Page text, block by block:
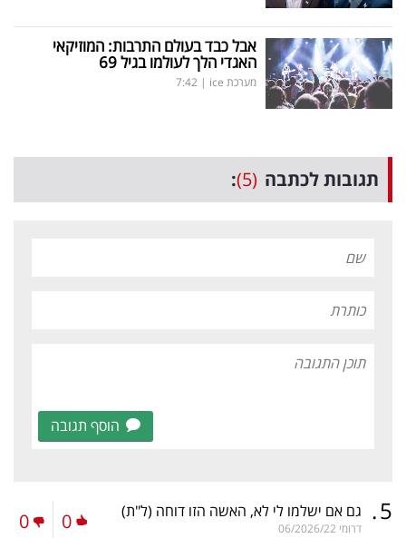
אבל כבד בעולם התרבות: המוזיקאי
האגדי הלך לעולמו בגיל 69
מערכת ice |
7:42
תגובות לכתבה (5)
:
הוסף תגובה
5
. גם אם ישלמו לי לא, האשה הזו דוחה (ל"ת)
דרומי 06/2026/22
0
0